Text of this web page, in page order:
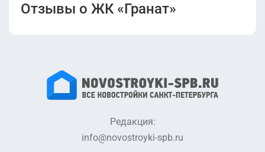
Отзывы о ЖК «Гранат»
Редакция:
info@novostroyki-spb.ru